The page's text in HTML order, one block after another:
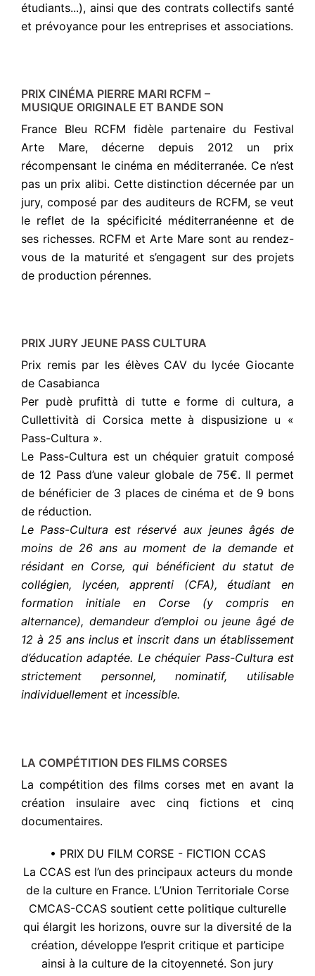
étudiants...), ainsi que des contrats collectifs santé
et prévoyance pour les entreprises et associations.
PRIX CINÉMA PIERRE MARI RCFM –
MUSIQUE ORIGINALE ET BANDE SON
France Bleu RCFM fidèle partenaire du Festival
Arte Mare, décerne depuis 2012 un prix
récompensant le cinéma en méditerranée. Ce n’est
pas un prix alibi. Cette distinction décernée par un
jury, composé par des auditeurs de RCFM, se veut
le reflet de la spécificité méditerranéenne et de
ses richesses. RCFM et Arte Mare sont au rendez-
vous de la maturité et s’engagent sur des projets
de production pérennes.
PRIX JURY JEUNE PASS CULTURA
Prix remis par les élèves CAV du lycée Giocante
de Casabianca
Per pudè prufittà di tutte e forme di cultura, a
Cullettività di Corsica mette à dispusizione u «
Pass-Cultura ».
Le Pass-Cultura est un chéquier gratuit composé
de 12 Pass d’une valeur globale de 75€. Il permet
de bénéficier de 3 places de cinéma et de 9 bons
de réduction.
Le Pass-Cultura est réservé aux jeunes âgés de
moins de 26 ans au moment de la demande et
résidant en Corse, qui bénéficient du statut de
collégien, lycéen, apprenti (CFA), étudiant en
formation initiale en Corse (y compris en
alternance), demandeur d’emploi ou jeune âgé de
12 à 25 ans inclus et inscrit dans un établissement
d’éducation adaptée. Le chéquier Pass-Cultura est
strictement personnel, nominatif, utilisable
individuellement et incessible.
LA COMPÉTITION DES FILMS CORSES
La compétition des films corses met en avant la
création insulaire avec cinq fictions et cinq
documentaires.
• PRIX DU FILM CORSE - FICTION CCAS
La CCAS est l’un des principaux acteurs du monde
de la culture en France. L’Union Territoriale Corse
CMCAS-CCAS soutient cette politique culturelle
qui élargit les horizons, ouvre sur la diversité de la
création, développe l’esprit critique et participe
ainsi à la culture de la citoyenneté. Son jury